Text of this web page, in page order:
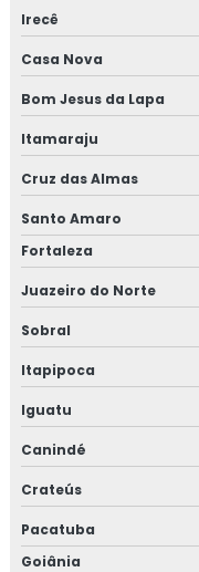
Irecê
Casa Nova
Bom Jesus da Lapa
Itamaraju
Cruz das Almas
Santo Amaro
Fortaleza
Juazeiro do Norte
Sobral
Itapipoca
Iguatu
Canindé
Crateús
Pacatuba
Goiânia